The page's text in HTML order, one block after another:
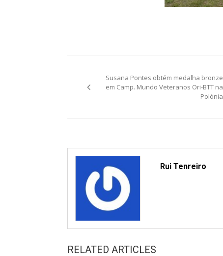
navigation
Susana Pontes obtém medalha bronze
em Camp. Mundo Veteranos Ori-BTT na
Polónia
Rui Tenreiro
RELATED ARTICLES